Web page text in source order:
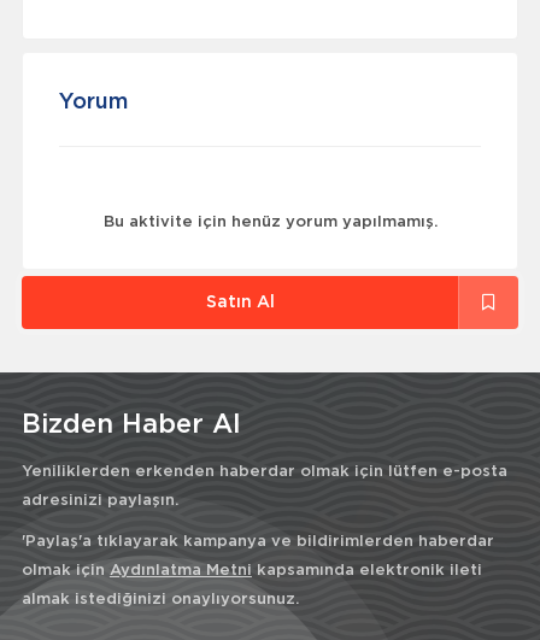
Yorum
Bu aktivite için henüz yorum yapılmamış.
Satın Al
Bizden Haber Al
Yeniliklerden erkenden haberdar olmak için lütfen e-posta
adresinizi paylaşın.
'Paylaş'a tıklayarak kampanya ve bildirimlerden haberdar
olmak için Aydınlatma Metni kapsamında elektronik ileti
almak istediğinizi onaylıyorsunuz.